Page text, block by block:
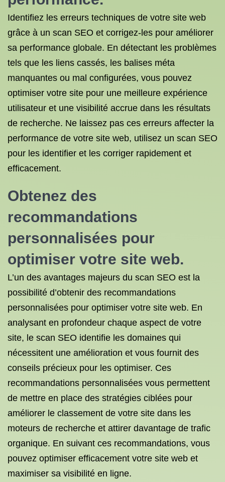
Identifiez les erreurs techniques de votre site web
grâce à un scan SEO et corrigez-les pour améliorer
sa performance globale. En détectant les problèmes
tels que les liens cassés, les balises méta
manquantes ou mal configurées, vous pouvez
optimiser votre site pour une meilleure expérience
utilisateur et une visibilité accrue dans les résultats
de recherche. Ne laissez pas ces erreurs affecter la
performance de votre site web, utilisez un scan SEO
pour les identifier et les corriger rapidement et
efficacement.
Obtenez des
recommandations
personnalisées pour
optimiser votre site web.
L’un des avantages majeurs du scan SEO est la
possibilité d’obtenir des recommandations
personnalisées pour optimiser votre site web. En
analysant en profondeur chaque aspect de votre
site, le scan SEO identifie les domaines qui
nécessitent une amélioration et vous fournit des
conseils précieux pour les optimiser. Ces
recommandations personnalisées vous permettent
de mettre en place des stratégies ciblées pour
améliorer le classement de votre site dans les
moteurs de recherche et attirer davantage de trafic
organique. En suivant ces recommandations, vous
pouvez optimiser efficacement votre site web et
maximiser sa visibilité en ligne.